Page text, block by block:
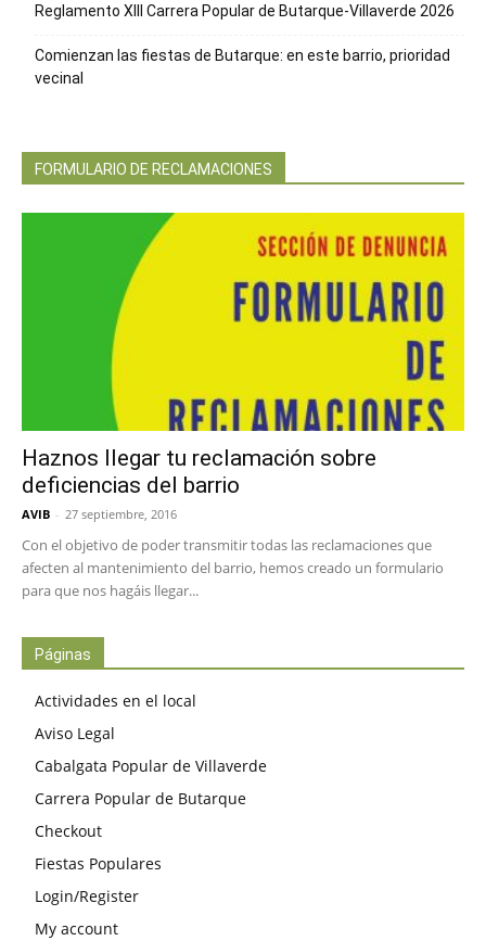
Reglamento XIII Carrera Popular de Butarque-Villaverde 2026
Comienzan las fiestas de Butarque: en este barrio, prioridad
vecinal
FORMULARIO DE RECLAMACIONES
Haznos llegar tu reclamación sobre
deficiencias del barrio
AVIB - 27 septiembre, 2016
Con el objetivo de poder transmitir todas las reclamaciones que
afecten al mantenimiento del barrio, hemos creado un formulario
para que nos hagáis llegar...
Páginas
Actividades en el local
Aviso Legal
Cabalgata Popular de Villaverde
Carrera Popular de Butarque
Checkout
Fiestas Populares
Login/Register
My account